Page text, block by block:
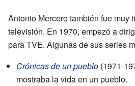
Antonio Mercero también fue muy
televisión. En 1970, empezó a
para TVE. Algunas de sus series
Crónicas de un pueblo (1971-
mostraba la vida en un pueblo.